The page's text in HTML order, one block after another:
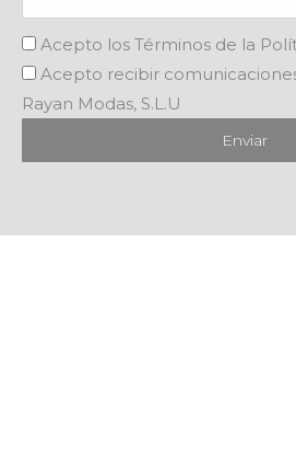
Acepto los Términos de la
Acepto recibir
Rayan Modas, S.L.U